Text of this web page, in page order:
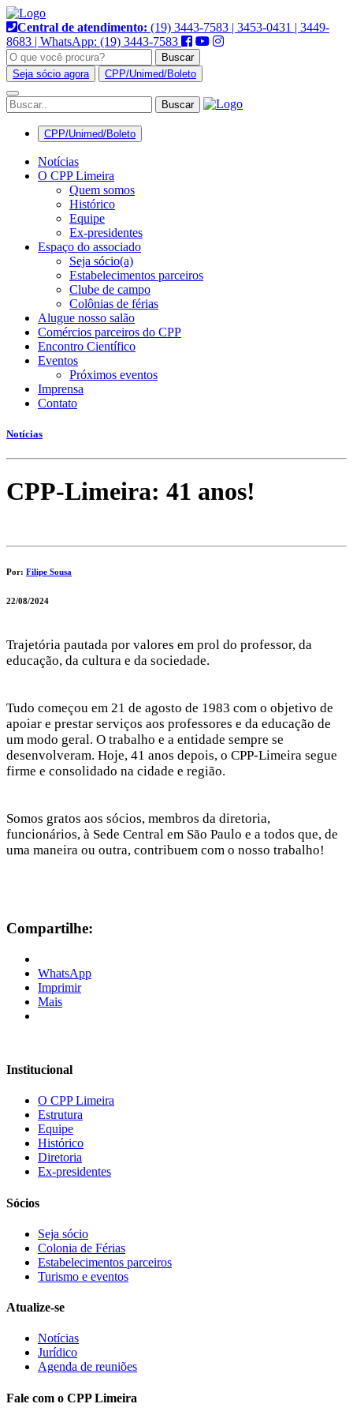
Pular
para
o
conteúdo
Central de atendimento: (19) 3443-7583 | 3453-0431 | 3449-
8683 | WhatsApp: (19) 3443-7583
Buscar
Seja sócio agora
CPP/Unimed/Boleto
Alternar
navegação
CPP/Unimed/Boleto
Notícias
O CPP Limeira
Quem somos
Histórico
Equipe
Ex-presidentes
Espaço do associado
Seja sócio(a)
Estabelecimentos parceiros
Clube de campo
Colônias de férias
Alugue nosso salão
Comércios parceiros do CPP
Encontro Científico
Eventos
Próximos eventos
Imprensa
Contato
Notícias
CPP-Limeira: 41 anos!
Por: Filipe Sousa
22/08/2024
Trajetória pautada por valores em prol do professor, da
educação, da cultura e da sociedade.
Tudo começou em 21 de agosto de 1983 com o objetivo de
apoiar e prestar serviços aos professores e da educação de
um modo geral. O trabalho e a entidade sempre se
desenvolveram. Hoje, 41 anos depois, o CPP-Limeira segue
firme e consolidado na cidade e região.
Somos gratos aos sócios, membros da diretoria,
funcionários, à Sede Central em São Paulo e a todos que, de
uma maneira ou outra, contribuem com o nosso trabalho!
Compartilhe:
WhatsApp
Imprimir
Mais
Institucional
O CPP Limeira
Estrutura
Equipe
Histórico
Diretoria
Ex-presidentes
Sócios
Seja sócio
Colonia de Férias
Estabelecimentos parceiros
Turismo e eventos
Atualize-se
Notícias
Jurídico
Agenda de reuniões
Fale com o CPP Limeira